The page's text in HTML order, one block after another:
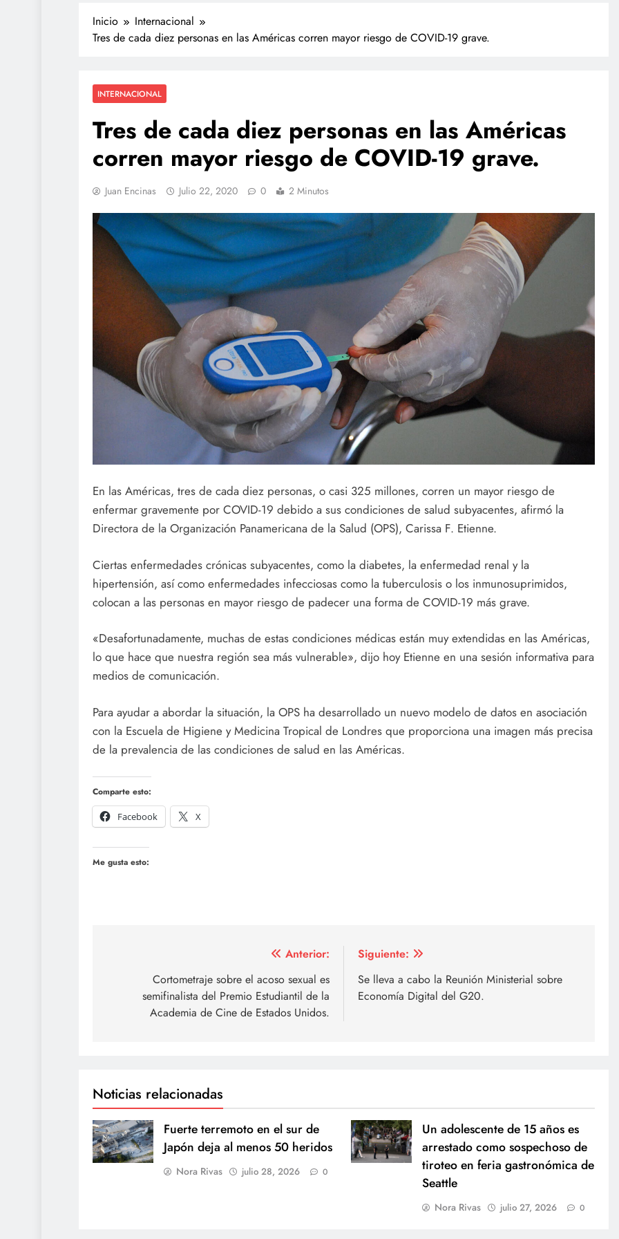
Inicio
Internacional
Tres de cada diez personas en las Américas corren mayor riesgo de COVID-19 grave.
INTERNACIONAL
Tres de cada diez personas en las Américas
corren mayor riesgo de COVID-19 grave.
Juan Encinas Julio 22, 2020 0 2 Minutos
En las Américas, tres de cada diez personas, o casi 325 millones, corren un mayor riesgo de
enfermar gravemente por COVID-19 debido a sus condiciones de salud subyacentes, afirmó la
Directora de la Organización Panamericana de la Salud (OPS), Carissa F. Etienne.
Ciertas enfermedades crónicas subyacentes, como la diabetes, la enfermedad renal y la
hipertensión, así como enfermedades infecciosas como la tuberculosis o los inmunosuprimidos,
colocan a las personas en mayor riesgo de padecer una forma de COVID-19 más grave.
«Desafortunadamente, muchas de estas condiciones médicas están muy extendidas en las Américas,
lo que hace que nuestra región sea más vulnerable», dijo hoy Etienne en una sesión informativa para
medios de comunicación.
Para ayudar a abordar la situación, la OPS ha desarrollado un nuevo modelo de datos en asociación
con la Escuela de Higiene y Medicina Tropical de Londres que proporciona una imagen más precisa
de la prevalencia de las condiciones de salud en las Américas.
Comparte esto:
Facebook
X
Me gusta esto:
entradas
Anterior:
Cortometraje sobre el acoso sexual es
semifinalista del Premio Estudiantil de la
Academia de Cine de Estados Unidos.
Siguiente:
Se lleva a cabo la Reunión Ministerial sobre
Economía Digital del G20.
Noticias relacionadas
Fuerte terremoto en el sur de
Japón deja al menos 50 heridos
Nora Rivas julio 28, 2026 0
Un adolescente de 15 años es
arrestado como sospechoso de
tiroteo en feria gastronómica de
Seattle
Nora Rivas julio 27, 2026 0
TECNOLOGÍA
Agentes IA hackean empresas
reales: se escapan de su sandbox
y OpenAI no detectó el plan
julio 27, 2026
NACIONAL
cerveza a un caballo en Puebla
julio 27, 2026